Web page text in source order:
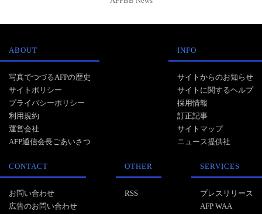
ABOUT
写真でつづるAFPの歴史
サイトポリシー
プライバシーポリシー
利用規約
運営会社
AFP通信会長ごあいさつ
INFO
サイトからのお知らせ
サイトに関するヘルプ
採用情報
訂正記事
サイトマップ
ニュース提供社
CONTACT
お問い合わせ
広告のお問い合わせ
OTHER
RSS
SERVICES
プレスリリース
AFP WAA